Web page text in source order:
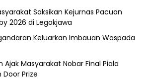
Saksikan Kejurnas Pacuan
2026 di Legokjawa
Keluarkan Imbauan Waspada
Masyarakat Nobar Final Piala
Door Prize